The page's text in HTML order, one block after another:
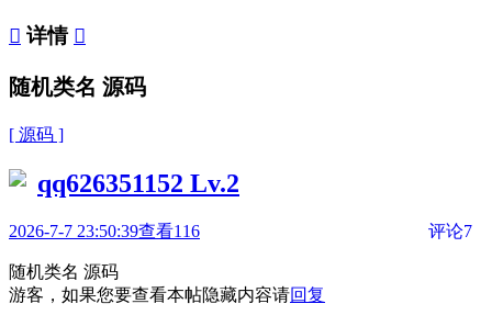
 详情 
随机类名 源码
[ 源码 ]
qq626351152 Lv.2
2026-7-7 23:50:39查看116 评论7
随机类名 源码
游客，如果您要查看本帖隐藏内容请回复